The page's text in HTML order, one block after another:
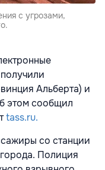
с угрозами,
Альберта) и
этом сообщил
tass.ru.
со станции
Полиция